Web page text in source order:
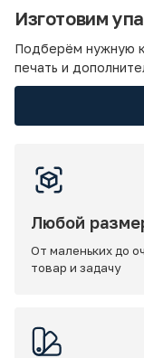
Изготовим
Подберём нужную
печать и
Любой
От маленьких до
товар и задачу